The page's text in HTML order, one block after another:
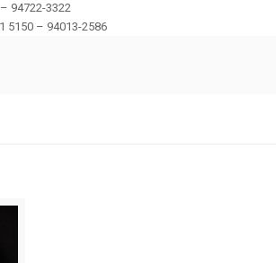
94722-3322
5150 – 94013-2586